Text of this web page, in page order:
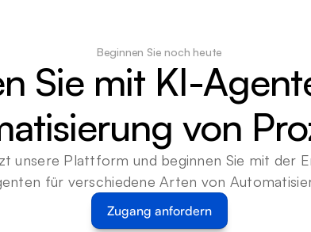
Beginnen Sie noch heute
Sie mit KI-
von
unsere Plattform und beginnen Sie mit der
für verschiedene Arten von
Zugang anfordern